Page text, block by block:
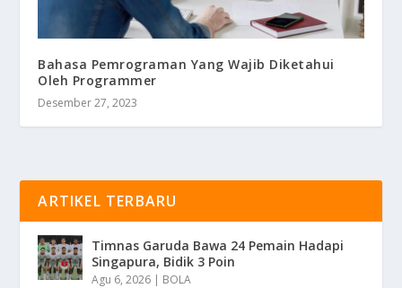
Bahasa Pemrograman Yang Wajib Diketahui
Oleh Programmer
Desember 27, 2023
ARTIKEL TERBARU
Timnas Garuda Bawa 24 Pemain Hadapi
Singapura, Bidik 3 Poin
Agu 6, 2026 | BOLA